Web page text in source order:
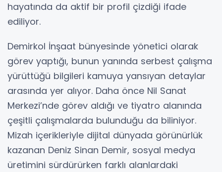
hayatında da aktif bir profil çizdiği ifade
ediliyor.
Demirkol İnşaat bünyesinde yönetici olarak
görev yaptığı, bunun yanında serbest çalışma
yürüttüğü bilgileri kamuya yansıyan detaylar
arasında yer alıyor. Daha önce Nil Sanat
Merkezi’nde görev aldığı ve tiyatro alanında
çeşitli çalışmalarda bulunduğu da biliniyor.
Mizah içerikleriyle dijital dünyada görünürlük
kazanan Deniz Sinan Demir, sosyal medya
üretimini sürdürürken farklı alanlardaki